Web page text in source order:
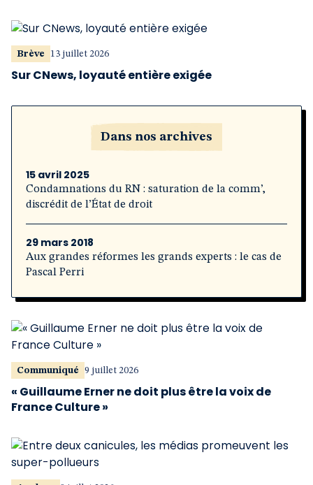
Brève 13 juillet 2026
Sur CNews, loyauté entière exigée
Dans nos archives
15 avril 2025
Condamnations du RN : saturation de la comm’,
discrédit de l’État de droit
29 mars 2018
Aux grandes réformes les grands experts : le cas de
Pascal Perri
Communiqué 9 juillet 2026
« Guillaume Erner ne doit plus être la voix de
France Culture »